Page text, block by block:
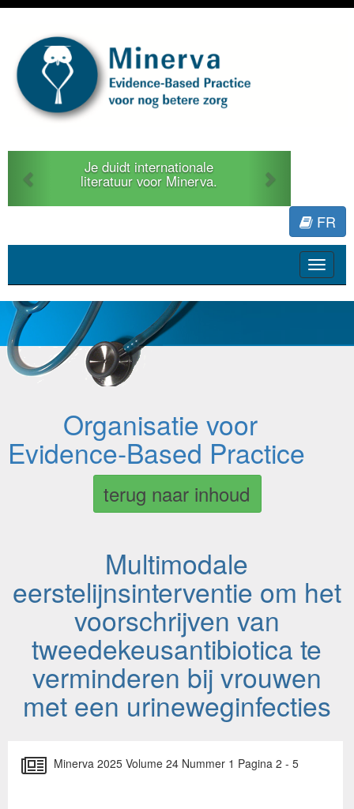
Je duidt internationale
literatuur voor Minerva.
Previous
FR
Toggle
Organisatie voor
Evidence-Based Practice
terug naar inhoud
Multimodale
eerstelijnsinterventie om het
voorschrijven van
tweedekeusantibiotica te
verminderen bij vrouwen
met een urineweginfecties
Minerva 2025 Volume 24 Nummer 1 Pagina 2 - 5